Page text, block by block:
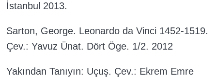
İstanbul 2013.
Sarton, George. Leonardo da Vinci 1452-1519.
Çev.: Yavuz Ünat. Dört Öge. 1/2. 2012
Yakından Tanıyın: Uçuş. Çev.: Ekrem Emre